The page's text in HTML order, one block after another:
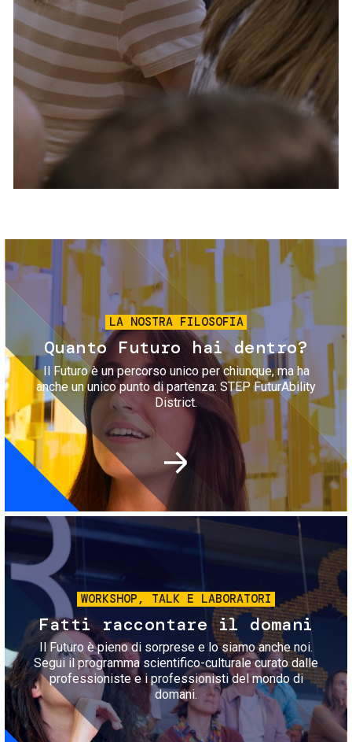
Servizi e accessibilità
Contatti
FAQ
Biglietti
Immagine
LA NOSTRA FILOSOFIA
Quanto Futuro hai dentro?
Il Futuro è un percorso unico per chiunque, ma ha
anche un unico punto di partenza: STEP FuturAbility
District.
Immagine
WORKSHOP, TALK E LABORATORI
Fatti raccontare il domani
Il Futuro è pieno di sorprese e lo siamo anche noi.
Segui il programma scientifico-culturale curato dalle
professioniste e i professionisti del mondo di
domani.